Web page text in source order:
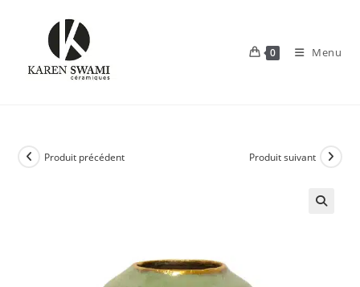
0 Menu
Produit précédent Produit suivant